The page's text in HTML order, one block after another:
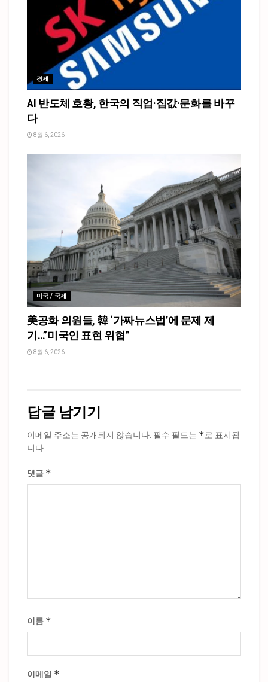
경제
AI 반도체 호황, 한국의 직업·집값·문화를 바꾸
다
8월 6, 2026
미국 / 국제
美공화 의원들, 韓 ‘가짜뉴스법’에 문제 제
기…”미국인 표현 위협”
8월 6, 2026
답글 남기기
이메일 주소는 공개되지 않습니다. 필수 필드는 *로 표시됩
니다
댓글 *
이름 *
이메일 *